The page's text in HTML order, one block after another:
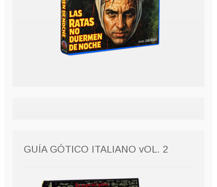
GUÍA GÓTICO ITALIANO vOL. 2